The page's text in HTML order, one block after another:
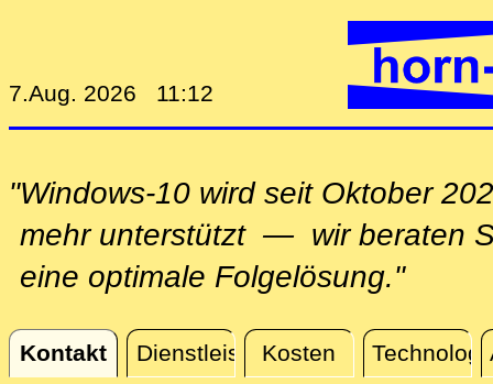
7.Aug. 2026 11:12
"Windows-10 wird seit Oktober
mehr unterstützt — wir beraten
eine optimale Folgelösung."
Kontakt Dienstleistungen
Kosten